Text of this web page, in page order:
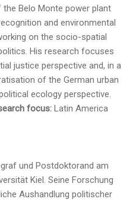
Belo Monte power plant
and environmental
on the socio-spatial
His research focuses
justice perspective and, in a
of the German urban
ecology perspective.
focus: Latin America
und Postdoktorand am
Kiel. Seine Forschung
Aushandlung politischer